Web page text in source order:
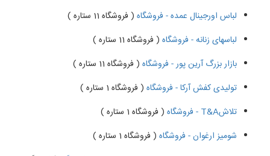
لباس اورجینال عمده - فروشگاه ( فروشگاه 11 ستاره )
لباسهای زنانه - فروشگاه ( فروشگاه 11 ستاره )
بازار بزرگ آرین پور - فروشگاه ( فروشگاه 11 ستاره )
تولیدی کفش آرکا - فروشگاه ( فروشگاه 1 ستاره )
تلاشT&A - فروشگاه
( فروشگاه 1 ستاره )
شومیز ارغوان - فروشگاه ( فروشگاه 1 ستاره )